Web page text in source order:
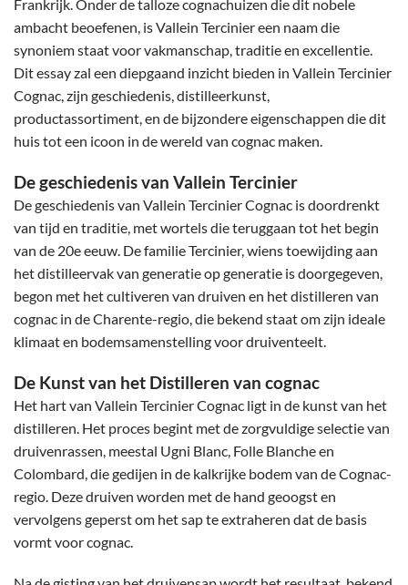
Frankrijk. Onder de talloze cognachuizen die dit nobele
ambacht beoefenen, is Vallein Tercinier een naam die
synoniem staat voor vakmanschap, traditie en excellentie.
Dit essay zal een diepgaand inzicht bieden in Vallein Tercinier
Cognac, zijn geschiedenis, distilleerkunst,
productassortiment, en de bijzondere eigenschappen die dit
huis tot een icoon in de wereld van cognac maken.
De geschiedenis van Vallein Tercinier
De geschiedenis van Vallein Tercinier Cognac is doordrenkt
van tijd en traditie, met wortels die teruggaan tot het begin
van de 20e eeuw. De familie Tercinier, wiens toewijding aan
het distilleervak van generatie op generatie is doorgegeven,
begon met het cultiveren van druiven en het distilleren van
cognac in de Charente-regio, die bekend staat om zijn ideale
klimaat en bodemsamenstelling voor druiventeelt.
De Kunst van het Distilleren van cognac
Het hart van Vallein Tercinier Cognac ligt in de kunst van het
distilleren. Het proces begint met de zorgvuldige selectie van
druivenrassen, meestal Ugni Blanc, Folle Blanche en
Colombard, die gedijen in de kalkrijke bodem van de Cognac-
regio. Deze druiven worden met de hand geoogst en
vervolgens geperst om het sap te extraheren dat de basis
vormt voor cognac.